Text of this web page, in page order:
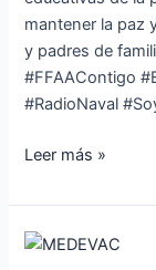
mantener la paz
y padres de
#FFAAContigo
#RadioNaval
Leer más »
Armada